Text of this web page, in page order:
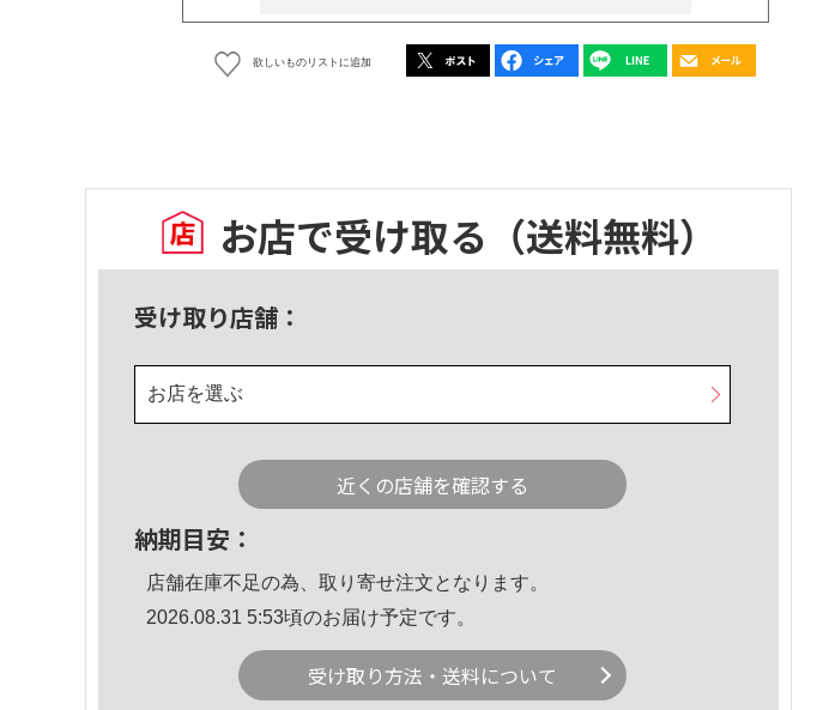
欲しいものリストに追加
お店で受け取る （送料無料）
受け取り店舗：
お店を選ぶ
近くの店舗を確認する
納期目安：
店舗在庫不足の為、取り寄せ注文となります。
2026.08.31 5:53頃のお届け予定です。
受け取り方法・送料について